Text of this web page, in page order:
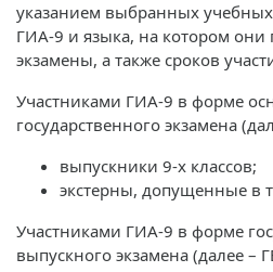
указанием выбранных
ГИА-9 и языка, на котором они
экзамены, а также сроков
Участниками ГИА-9 в форме
государственного экзамена
выпускники 9-х классов;
экстерны, допущенные в
Участниками ГИА-9 в форме
выпускного экзамена (далее –